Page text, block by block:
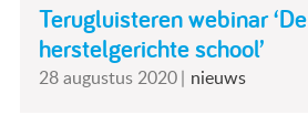
Terugluisteren webinar ‘De
herstelgerichte school’
28 augustus 2020 nieuws